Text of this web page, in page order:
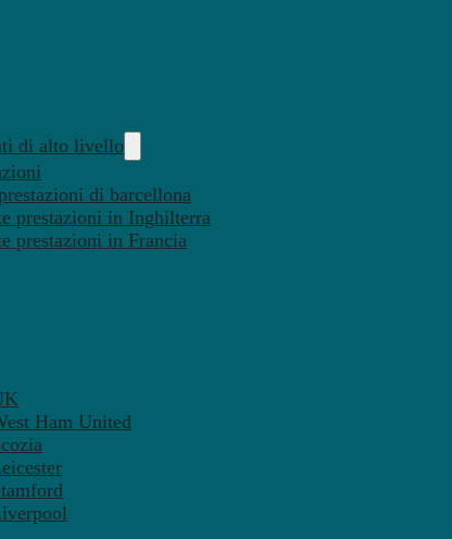
di alto livello
di barcellona
prestazioni in Inghilterra
prestazioni in Francia
Ham United